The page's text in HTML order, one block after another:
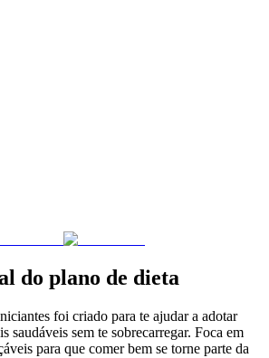
do plano de dieta
foi criado para te ajudar a adotar
saudáveis sem te sobrecarregar. Foca em
para que comer bem se torne parte da